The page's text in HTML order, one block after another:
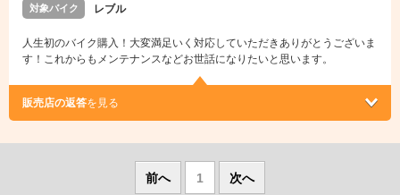
対象バイク レブル
人生初のバイク購入！大変満足いく対応していただきありがとうございま
す！これからもメンテナンスなどお世話になりたいと思います。
販売店の返答を見る
前へ 1 次へ